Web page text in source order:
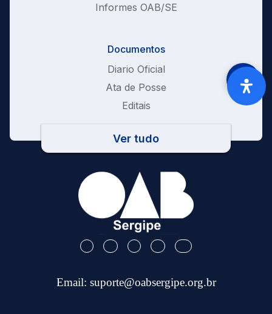
Informes OAB/SE
Documentos
Diario Oficial
Ata de Posse
Editais
Ver tudo
Email: suporte@oabsergipe.org.br